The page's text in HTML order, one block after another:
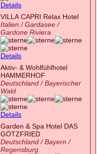
Details
VILLA CAPRI Relax Hotel
Italien / Gardasee /
Gardone Riviera
Details
Aktiv- & Wohlfühlhotel
HAMMERHOF
Deutschland / Bayerischer
Wald
Details
Garden & Spa Hotel DAS
GÖTZFRIED
Deutschland / Bayern /
Regensburg